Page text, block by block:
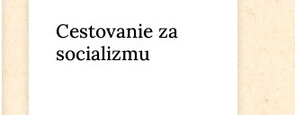
Cestovanie za
socializmu